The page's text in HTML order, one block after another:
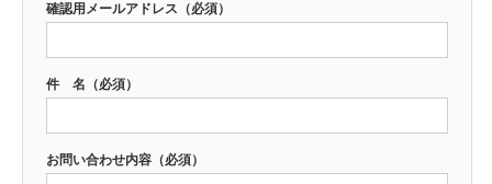
確認用メールアドレス（必須）
件 名（必須）
お問い合わせ内容（必須）